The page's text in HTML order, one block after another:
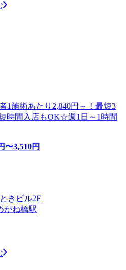
1施術あたり2,840円～！最短3
時間入店もOK☆週1日～1時間
〜3,510円
きビル2F
がね橋駅